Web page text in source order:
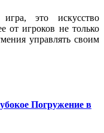
это искусство
от игроков не только
управлять своим
Погружение в